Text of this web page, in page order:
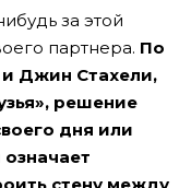
за этой
партнера. По
Джин Стахели,
решение
дня или